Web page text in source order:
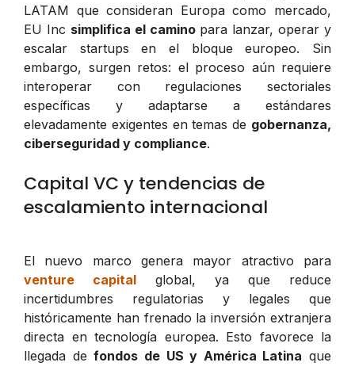
LATAM que consideran Europa como mercado,
EU Inc simplifica el caminopara lanzar, operar y
escalar startups en el bloque europeo. Sin
embargo, surgen retos: el proceso aún requiere
interoperar con regulaciones sectoriales
específicas y adaptarse a estándares
elevadamente exigentes en temas de gobernanza,
ciberseguridad y compliance.
Capital VC y tendencias de
escalamiento internacional
El nuevo marco genera mayor atractivo para
venture capital global, ya que reduce
incertidumbres regulatorias y legales que
históricamente han frenado la inversión extranjera
directa en tecnología europea. Esto favorece la
llegada defondos de US y América Latina que